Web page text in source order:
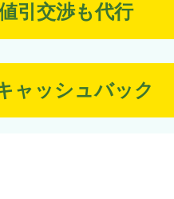
引交渉も代行
ャッシュバック